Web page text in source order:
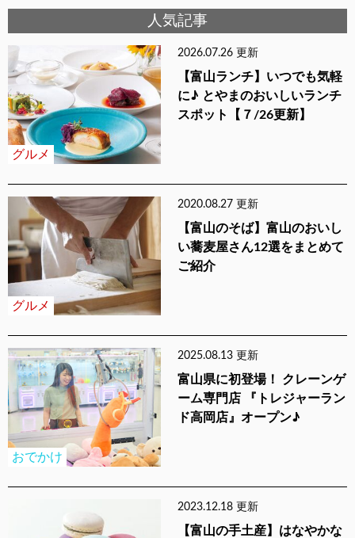
人気記事
グルメ
2026.07.26 更新
【富山ランチ】いつでも気軽
に♪ とやまのおいしいランチ
スポット【７/26更新】
グルメ
2020.08.27 更新
【富山のそば】富山のおいし
い蕎麦屋さん12選をまとめて
ご紹介
おでかけ
2025.08.13 更新
富山県に初登場！ クレーンゲ
ーム専門店 『トレジャーラン
ド高岡店』オープン♪
2023.12.18 更新
【富山の手土産】はなやかな